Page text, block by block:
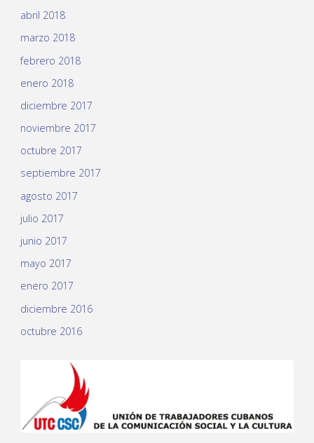
abril 2018
marzo 2018
febrero 2018
enero 2018
diciembre 2017
noviembre 2017
octubre 2017
septiembre 2017
agosto 2017
julio 2017
junio 2017
mayo 2017
enero 2017
diciembre 2016
octubre 2016